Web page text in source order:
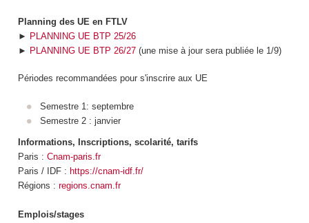
Planning des UE en FTLV
► PLANNING UE BTP 25/26
► PLANNING UE BTP 26/27(une mise à jour sera publiée le 1/9)
Périodes recommandées pour s'inscrire aux UE
Semestre 1: septembre
Semestre 2 : janvier
Informations, Inscriptions, scolarité, tarifs
Paris : Cnam-paris.fr
Paris / IDF : https://cnam-idf.fr/
Régions : regions.cnam.fr
Emplois/stages